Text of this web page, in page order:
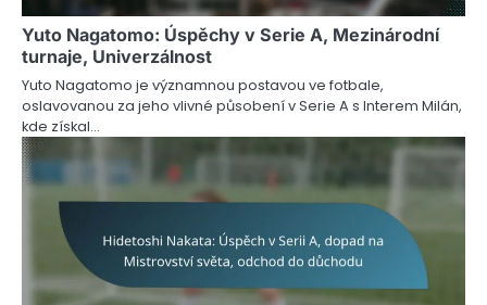
Yuto Nagatomo: Úspěchy v Serie A, Mezinárodní
turnaje, Univerzálnost
Yuto Nagatomo je významnou postavou ve fotbale,
oslavovanou za jeho vlivné působení v Serie A s Interem Milán,
kde získal…